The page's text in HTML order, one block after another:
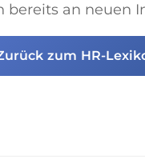
bereits an neuen
zum HR-